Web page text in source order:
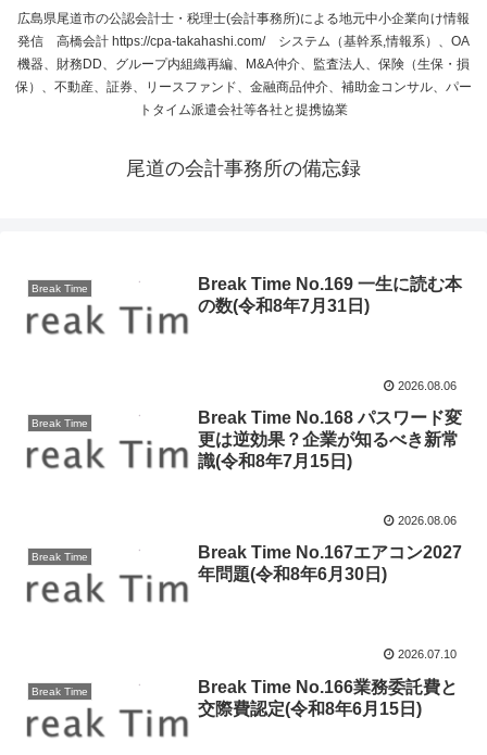
広島県尾道市の公認会計士・税理士(会計事務所)による地元中小企業向け情報
発信 高橋会計 https://cpa-takahashi.com/ システム（基幹系,情報系）、OA
機器、財務DD、グループ内組織再編、M&A仲介、監査法人、保険（生保・損
保）、不動産、証券、リースファンド、金融商品仲介、補助金コンサル、パー
トタイム派遣会社等各社と提携協業
尾道の会計事務所の備忘録
Break Time
Break Time No.169 一生に読む本
の数(令和8年7月31日)
2026.08.06
Break Time
Break Time No.168 パスワード変
更は逆効果？企業が知るべき新常
識(令和8年7月15日)
2026.08.06
Break Time
Break Time No.167エアコン2027
年問題(令和8年6月30日)
2026.07.10
Break Time
Break Time No.166業務委託費と
交際費認定(令和8年6月15日)